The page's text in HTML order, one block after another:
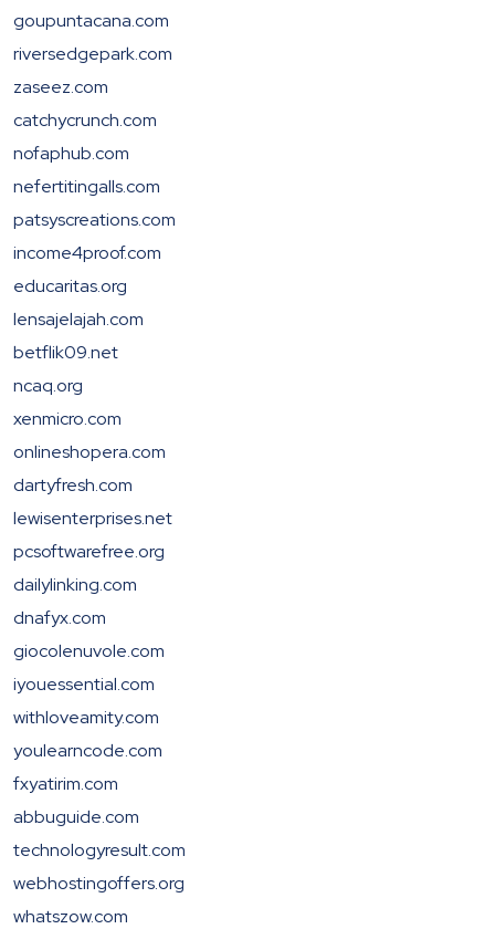
goupuntacana.com
riversedgepark.com
zaseez.com
catchycrunch.com
nofaphub.com
nefertitingalls.com
patsyscreations.com
income4proof.com
educaritas.org
lensajelajah.com
betflik09.net
ncaq.org
xenmicro.com
onlineshopera.com
dartyfresh.com
lewisenterprises.net
pcsoftwarefree.org
dailylinking.com
dnafyx.com
giocolenuvole.com
iyouessential.com
withloveamity.com
youlearncode.com
fxyatirim.com
abbuguide.com
technologyresult.com
webhostingoffers.org
whatszow.com